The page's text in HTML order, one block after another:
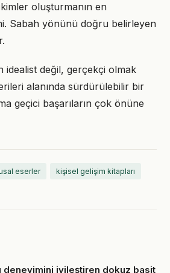
oluşturmanın en
Sabah yönünü doğru belirleyen
idealist değil, gerçekçi olmak
alanında sürdürülebilir bir
geçici başarıların çok önüne
eserler kişisel gelişim kitapları
deneyimini iyileştiren dokuz basit